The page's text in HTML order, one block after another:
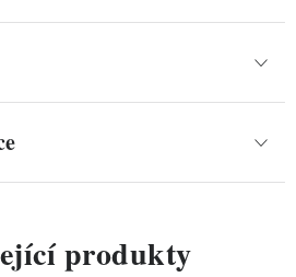
produkty